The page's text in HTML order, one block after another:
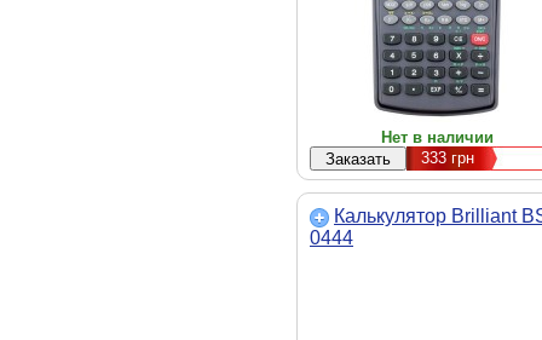
Нет в наличии
333грн
Калькулятор Brilliant
0444